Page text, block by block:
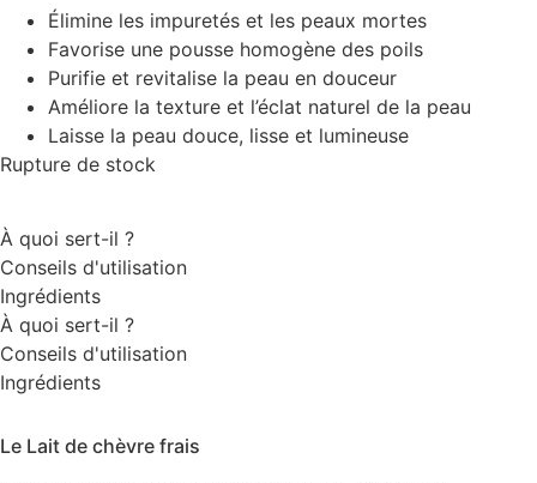
Élimine les impuretés et les peaux mortes
Favorise une pousse homogène des poils
Purifie et revitalise la peau en douceur
Améliore la texture et l’éclat naturel de la peau
Laisse la peau douce, lisse et lumineuse
Rupture de stock
À quoi sert-il ?
Conseils d'utilisation
Ingrédients
À quoi sert-il ?
Conseils d'utilisation
Ingrédients
Le Lait de chèvre frais